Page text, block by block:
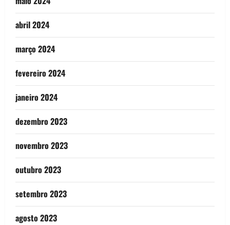
abril 2024
março 2024
fevereiro 2024
janeiro 2024
dezembro 2023
novembro 2023
outubro 2023
setembro 2023
agosto 2023